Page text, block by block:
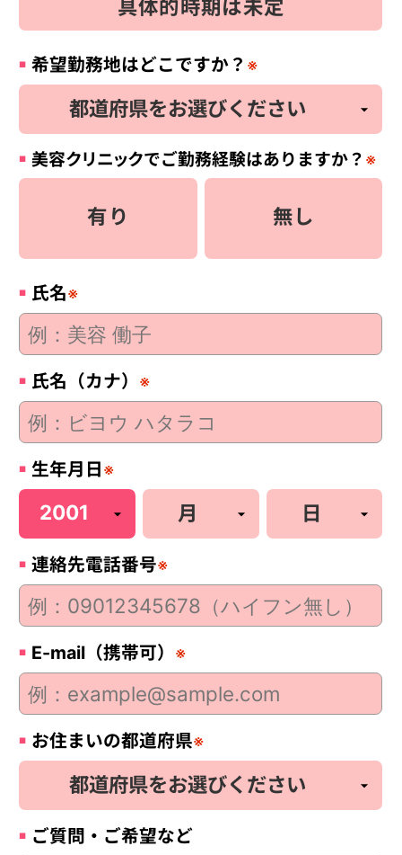
具体的時期は未定
希望勤務地はどこですか？ ※
美容クリニックでご勤務経験はありますか？ ※
有り 無し
氏名※
氏名（カナ） ※
生年月日※
連絡先電話番号※
E-mail（携帯可） ※
お住まいの都道府県※
ご質問・ご希望など